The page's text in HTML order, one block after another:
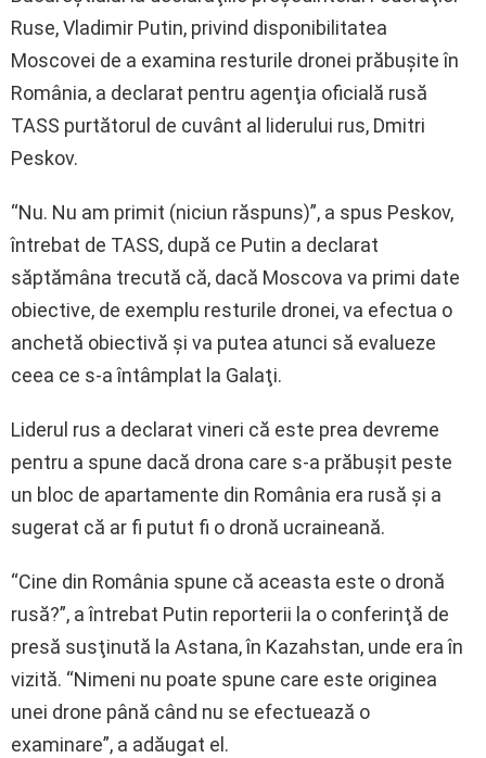
Ruse, Vladimir Putin, privind disponibilitatea
Moscovei de a examina resturile dronei prăbuşite în
România, a declarat pentru agenţia oficială rusă
TASS purtătorul de cuvânt al liderului rus, Dmitri
Peskov.
“Nu. Nu am primit (niciun răspuns)”, a spus Peskov,
întrebat de TASS, după ce Putin a declarat
săptămâna trecută că, dacă Moscova va primi date
obiective, de exemplu resturile dronei, va efectua o
anchetă obiectivă şi va putea atunci să evalueze
ceea ce s-a întâmplat la Galaţi.
Liderul rus a declarat vineri că este prea devreme
pentru a spune dacă drona care s-a prăbuşit peste
un bloc de apartamente din România era rusă şi a
sugerat că ar fi putut fi o dronă ucraineană.
“Cine din România spune că aceasta este o dronă
rusă?”, a întrebat Putin reporterii la o conferinţă de
presă susţinută la Astana, în Kazahstan, unde era în
vizită. “Nimeni nu poate spune care este originea
unei drone până când nu se efectuează o
examinare”, a adăugat el.